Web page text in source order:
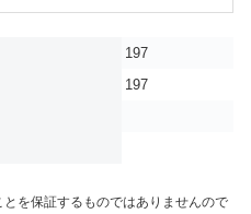
197
197
を保証するものではありませんので